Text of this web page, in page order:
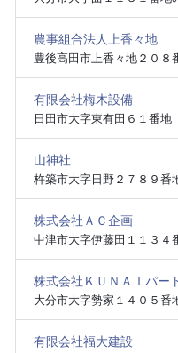
農事組合法人上香々地
豊後高田市上香々地２０８
有限会社梅木設備
日田市大字東有田６１番地
山神社
杵築市大字日野２７８９番
株式会社ＡＣ企画
中津市大字伊藤田１１３４
株式会社ＫＵＮＡＩパー
大分市大字勢家１４０５番
有限会社福大建設